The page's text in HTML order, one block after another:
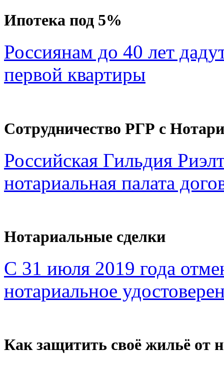
Ипотека под 5%
Россиянам до 40 лет
первой квартиры
Сотрудничество РГР с
Российская Гильдия
нотариальная палата
Нотариальные сделки
С 31 июля 2019 года
нотариальное
Как защитить своё жильё от